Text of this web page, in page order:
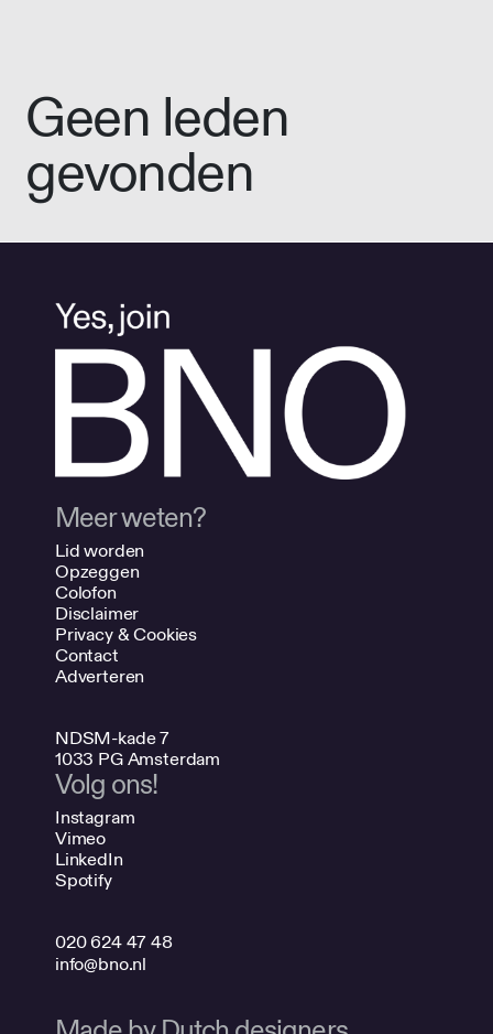
Geen leden
gevonden
Meer weten?
Lid worden
Opzeggen
Colofon
Disclaimer
Privacy & Cookies
Contact
Adverteren
NDSM-kade 7
1033 PG Amsterdam
Volg ons!
Instagram
Vimeo
LinkedIn
Spotify
020 624 47 48
info@bno.nl